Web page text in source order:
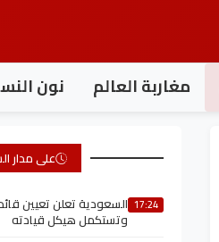
مغاربة العالم نون
على مدار
17:24 السعودية تعلن تعيين
وتستكمل هيكل قيادته